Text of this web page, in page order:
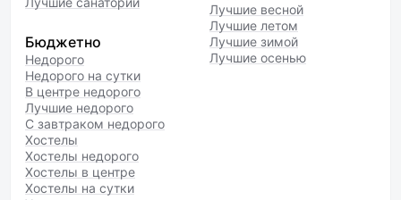
Бюджетно
Недорого
Недорого на сутки
В центре недорого
Лучшие недорого
С завтраком недорого
Хостелы
Хостелы недорого
Хостелы в центре
Хостелы на сутки
Лучшие весной
Лучшие летом
Лучшие зимой
Лучшие осенью